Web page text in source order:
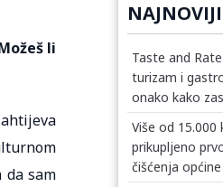
li
sam
Taste and
turizam i
onako kako
Više od 15.000
prikupljeno
čišćenja